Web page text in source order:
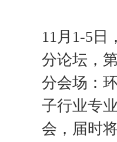
11月1-5日
分论坛，
分会场：
子行业专
会，届时